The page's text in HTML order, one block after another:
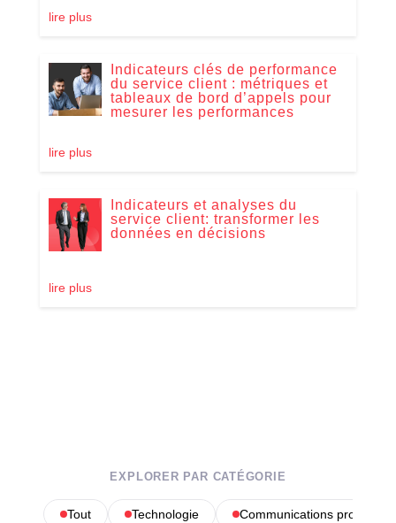
lire plus
Indicateurs clés de performance
du service client : métriques et
tableaux de bord d’appels pour
mesurer les performances
lire plus
Indicateurs et analyses du
service client: transformer les
données en décisions
lire plus
EXPLORER PAR CATÉGORIE
Tout Technologie Communications